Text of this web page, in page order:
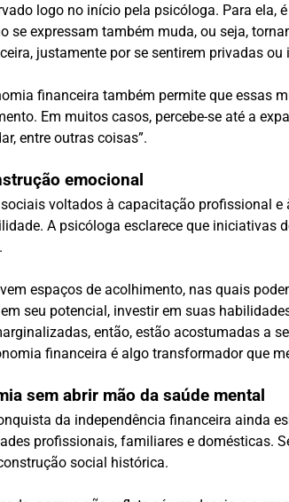
logo no início pela psicóloga. Para ela,
se expressam também muda, ou seja,
justamente por se sentirem privadas ou
financeira também permite que essas
Em muitos casos, percebe-se até a
entre outras coisas”.
emocional
voltados à capacitação profissional
A psicóloga esclarece que iniciativas
espaços de acolhimento, nas quais
seu potencial, investir em suas
então, estão acostumadas a
financeira é algo transformador que
sem abrir mão da saúde mental
da independência financeira ainda
profissionais, familiares e domésticas.
social histórica.